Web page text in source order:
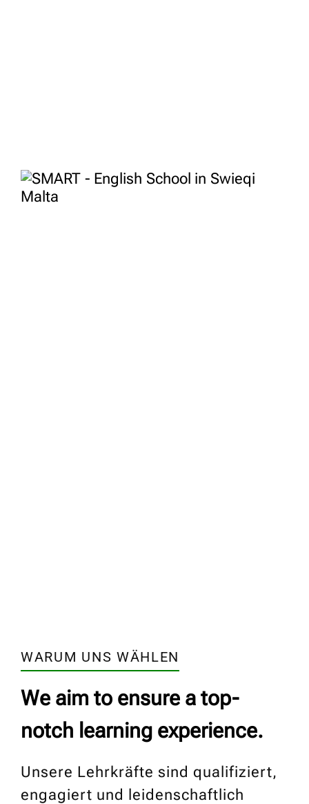
WARUM UNS WÄHLEN
We aim to ensure a top-
notch learning experience.
Unsere Lehrkräfte sind qualifiziert,
engagiert und leidenschaftlich